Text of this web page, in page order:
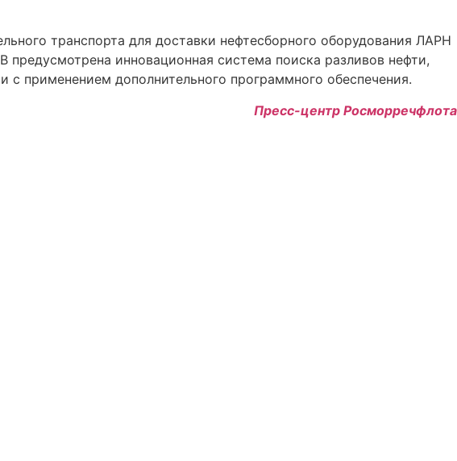
транспорта для доставки нефтесборного оборудования ЛАРН
инновационная система поиска разливов нефти,
с применением дополнительного программного обеспечения.
Пресс-центр Росморречфлота